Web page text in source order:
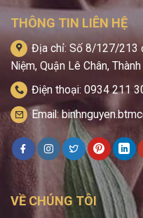
THÔNG TIN LIÊN HỆ
Địa chỉ: Số 8/127/213
Niệm, Quận Lê Chân,
Điện thoại: 0934 211
Email:
VỀ CHÚNG TÔI